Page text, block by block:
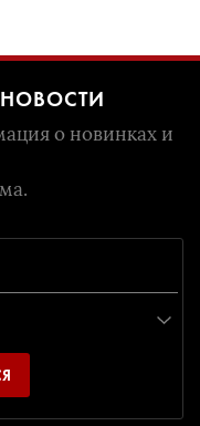
о новинках и